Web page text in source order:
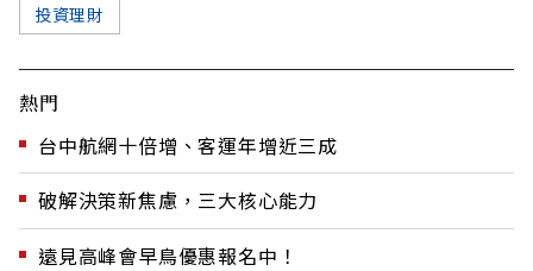
投資理財
熱門
台中航網十倍增、客運年增近三成
破解決策新焦慮，三大核心能力
遠見高峰會早鳥優惠報名中！